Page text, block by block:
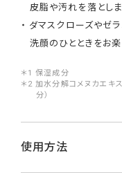
皮脂や汚れを落としま
ダマスクローズやゼ
洗顔のひとときをお楽
＊1 保湿成分
＊2 加水分解コメヌカエキ
分）
使用方法